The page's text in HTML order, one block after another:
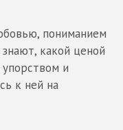
пониманием
какой ценой
и
к ней на